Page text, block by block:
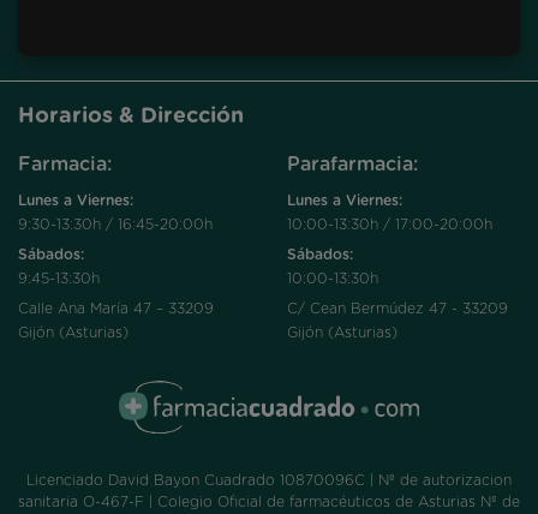
Horarios & Dirección
Farmacia:
Lunes a Viernes:
9:30-13:30h / 16:45-20:00h
Sábados:
9:45-13:30h
Calle Ana María 47 – 33209
Gijón (Asturias)
Parafarmacia:
Lunes a Viernes:
10:00-13:30h / 17:00-20:00h
Sábados:
10:00-13:30h
C/ Cean Bermúdez 47 - 33209
Gijón (Asturias)
Licenciado David Bayon Cuadrado 10870096C | Nº de autorizacion
sanitaria O-467-F | Colegio Oficial de farmacéuticos de Asturias Nº de